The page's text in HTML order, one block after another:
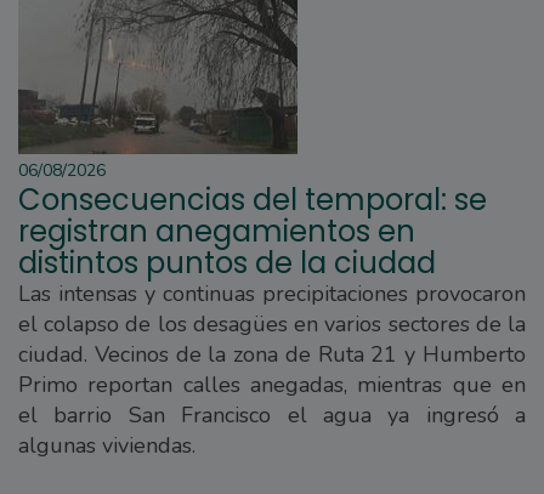
06/08/2026
Consecuencias del temporal: se
registran anegamientos en
distintos puntos de la ciudad
Las intensas y continuas precipitaciones provocaron
el colapso de los desagües en varios sectores de la
ciudad. Vecinos de la zona de Ruta 21 y Humberto
Primo reportan calles anegadas, mientras que en
el barrio San Francisco el agua ya ingresó a
algunas viviendas.